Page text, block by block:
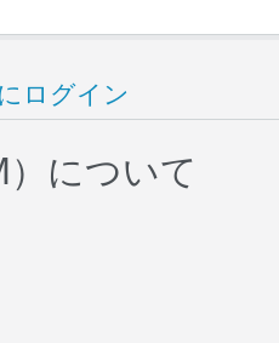
ログイン
について